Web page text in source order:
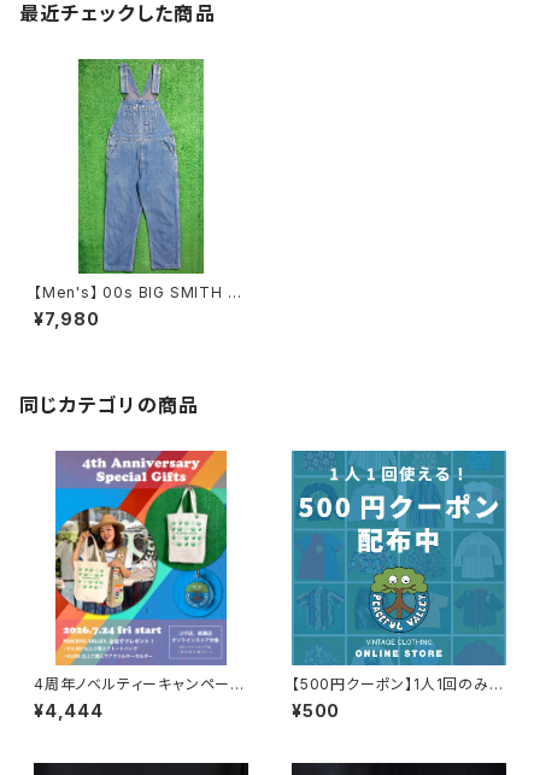
最近チェックした商品
【Men's】 00s BIG SMITH デ
ニム オーバーオール / 00年代
ビッグスミス メンズ 1105
¥7,980
同じカテゴリの商品
4周年ノベルティーキャンペーン
開催中！
¥4,444
【500円クーポン】1人1回のみご
利用可能！
¥500